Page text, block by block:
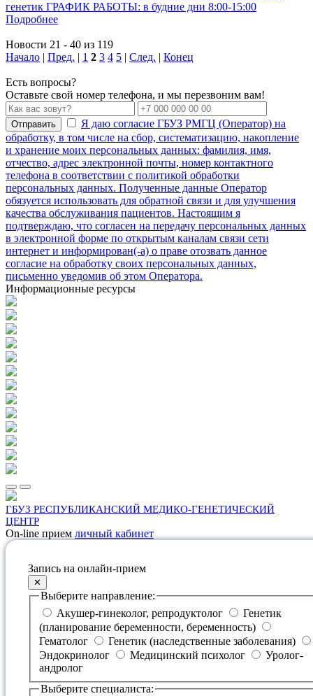
генетик ГРАФИК РАБОТЫ: в будние дни 8:00-15:00
Подробнее
Новости 21 - 40 из 119
Начало | Пред. | 1 2 3 4 5 | След. | Конец
Есть вопросы?
Оставьте свой номер телефона, и мы перезвоним вам!
Отправить
Я даю согласие ГБУЗ РМГЦ (Оператор) на
обработку, в том числе на сбор, систематизацию, накопление
и хранение моих персональных данных: фамилия, имя,
отчество, адрес электронной почты, номер контактного
телефона в соответствии с политикой обработки
персональных данных. Полученные данные Оператор
обязуется использовать для обратной связи и для улучшения
качества обслуживания пациентов. Настоящим я
подтверждаю, что согласен на передачу персональных данных
в электронной форме по открытым каналам связи сети
интернет и информирован(-а) о праве отозвать данное
согласие на обработку своих персональных данных,
письменно уведомив об этом Оператора.
Информационные ресурсы
ГБУЗ РЕСПУБЛИКАНСКИЙ МЕДИКО-ГЕНЕТИЧЕСКИЙ
ЦЕНТР
On-line прием личный кабинет
Запись на онлайн-прием
✕
Выберите направление:
Акушер-гинеколог, репродуктолог
(планирование беременности, беременность)
Гематолог
Генетик (наследственные заболевания)
Эндокринолог
Медицинский психолог
андролог
Выберите специалиста: